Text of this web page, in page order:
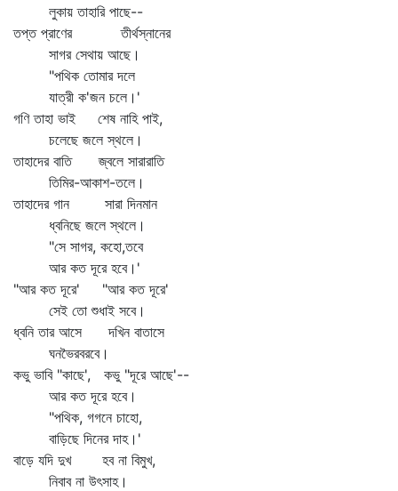
লুকায় তাহারি পাছে--
তপ্ত প্রাণের তীর্থস্নানের
সাগর সেথায় আছে।
"পথিক তোমার দলে
যাত্রী ক'জন চলে।'
গণি তাহা ভাই শেষ নাহি পাই,
চলেছে জলে স্থলে।
তাহাদের বাতি জ্বলে সারারাতি
তিমির-আকাশ-তলে।
তাহাদের গান সারা দিনমান
ধ্বনিছে জলে স্থলে।
"সে সাগর, কহো,তবে
আর কত দূরে হবে।'
"আর কত দূরে' "আর কত দূরে'
সেই তো শুধাই সবে।
ধ্বনি তার আসে দখিন বাতাসে
ঘনভৈরবরবে।
কভু ভাবি "কাছে', কভু "দূরে আছে'--
আর কত দূরে হবে।
"পথিক, গগনে চাহো,
বাড়িছে দিনের দাহ।'
বাড়ে যদি দুখ হব না বিমুখ,
নিবাব না উৎসাহ।